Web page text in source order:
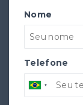
Nome
Telefone